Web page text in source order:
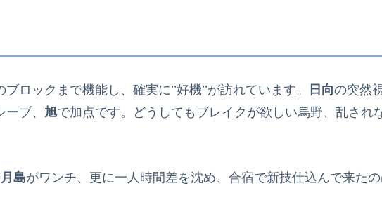
ブロックまで機能し、確実に’’好機’’が訪れています。 日向の突然
ブ、 旭で加点です。どうしてもブレイクが欲しい烏野、乱され
月島がワンチ、更に一人時間差を沈め、合宿で新技仕込んで来た